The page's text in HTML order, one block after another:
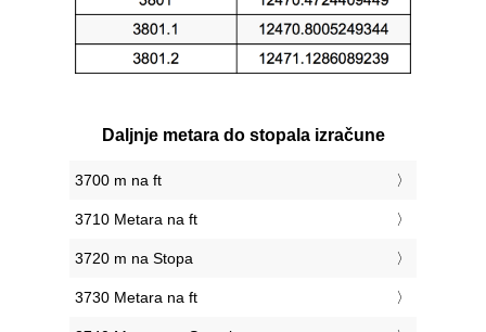
Daljnje metara do stopala izračune
3700 m na ft
3710 Metara na ft
3720 m na Stopa
3730 Metara na ft